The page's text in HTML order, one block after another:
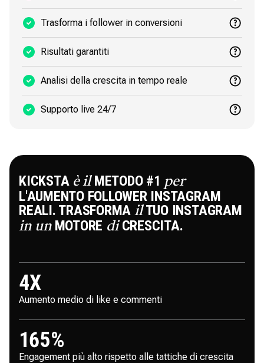
Trasforma i follower in conversioni
Risultati garantiti
Analisi della crescita in tempo reale
Supporto live 24/7
KICKSTA è ilMETODO #1 per
L'AUMENTO FOLLOWER INSTAGRAM
REALI. TRASFORMA ilTUO INSTAGRAM
in unMOTORE diCRESCITA.
4X
Aumento medio di like e commenti
165%
Engagement più alto rispetto alle tattiche di crescita